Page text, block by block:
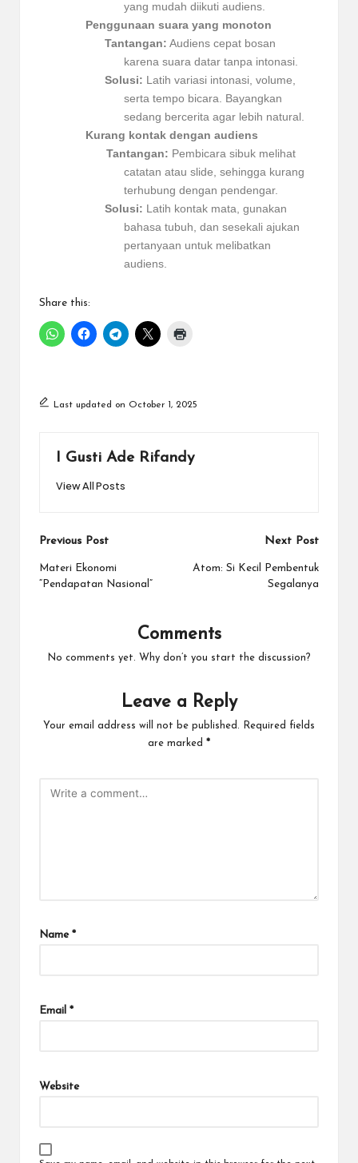
yang mudah diikuti audiens.
Penggunaan suara yang monoton
Tantangan: Audiens cepat bosan
karena suara datar tanpa intonasi.
Solusi: Latih variasi intonasi, volume,
serta tempo bicara. Bayangkan
sedang bercerita agar lebih natural.
Kurang kontak dengan audiens
Tantangan: Pembicara sibuk melihat
catatan atau slide, sehingga kurang
terhubung dengan pendengar.
Solusi: Latih kontak mata, gunakan
bahasa tubuh, dan sesekali ajukan
pertanyaan untuk melibatkan
audiens.
Share this:
Last updated on October 1, 2025
I Gusti Ade Rifandy
View All Posts
Previous Post
Materi Ekonomi
“Pendapatan Nasional”
Next Post
Atom: Si Kecil Pembentuk
Segalanya
Comments
No comments yet. Why don’t you start the discussion?
Leave a Reply
Your email address will not be published.
Required fields
are marked *
Name *
Email *
Website